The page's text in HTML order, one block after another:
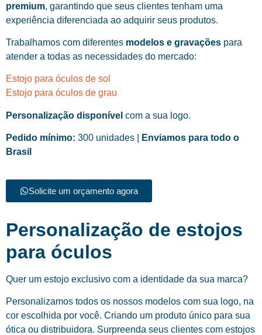
premium, garantindo que seus clientes tenham uma
experiência diferenciada ao adquirir seus produtos.
Trabalhamos com diferentes modelos e gravações para
atender a todas as necessidades do mercado:
Estojo para óculos de sol
Estojo para óculos de grau
Personalização disponível com a sua logo.
Pedido mínimo: 300 unidades |
Enviamos para todo o
Brasil
Solicite um orçamento agora
Personalização de estojos
para óculos
Quer um estojo exclusivo com a identidade da sua marca?
Personalizamos todos os nossos modelos com sua logo, na
cor escolhida por você. Criando um produto único para sua
ótica ou distribuidora. Surpreenda seus clientes com estojos